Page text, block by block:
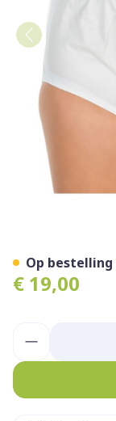
€ 19,00
Op bestelling